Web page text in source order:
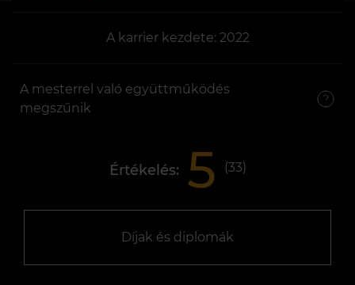
A karrier kezdete: 2022
A mesterrel való együttműködés
megszűnik
Értékelés: 5 (33)
Díjak és diplomák